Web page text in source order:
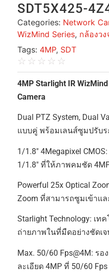
SDT5X425-
Categories: Network
WizMind Series, กล้องว
Tags: 4MP, SDT
☆ ☆ ☆ ☆ ☆
4MP Starlight IR
Camera
Dual PTZ System, Dual
แบบคู่ พร้อมเลนส์ซูมปรับร
1/1.8″ 4Megapixel
1/1.8″ ที่ให้ภาพคมชัด
Powerful 25x Optical
Zoom ที่สามารถซูมเข้าแ
Starlight Technology: เท
ถ่ายภาพในที่มืดอย่างชัดเ
Max. 50/60 Fps@4M: ร
ละเอียด 4MP ที่ 50/60 Fps